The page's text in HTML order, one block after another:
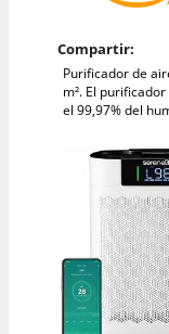
Compartir:
Purificador de
m². El
el 99,97% del